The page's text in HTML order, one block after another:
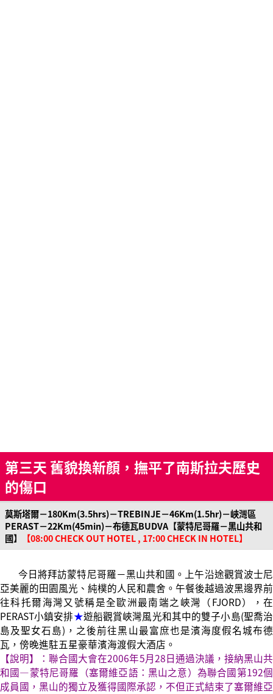
第三天 舊貌換新顏，撫平了南斯拉夫歷史
的傷口
莫斯塔爾－180Km(3.5hrs)－TREBINJE－46Km(1.5hr)－峽灣區
PERAST－22Km(45min)－布德瓦BUDVA【蒙特尼哥羅－黑山共和
國】
【08:00 CHECK OUT HOTEL , 17:00 CHECK IN HOTEL】
今日將拜訪蒙特尼哥羅－黑山共和國。上午沿途觀賞波士尼
亞美麗的田園風光、純樸的人民和農舍。午餐後越過波黑邊界前
往科托爾海灣又號稱是全歐洲最南端之峽灣（FJORD），在
PERAST小鎮安排★遊船觀賞峽灣風光和其中的雙子小島(聖喬治
島及聖女石島)，之後前往黑山最富庶也是濱海度假名城布德
瓦，傍晚進駐五星豪華濱海渡假大酒店。
【說明】：聯合國大會在2006年5月28日通過決議，接納黑山共
和國―蒙特尼哥羅（塞爾維亞語：黑山之意）為聯合國第192個
成員國，黑山的獨立及獲得國際承認，不但正式結束了塞爾維亞